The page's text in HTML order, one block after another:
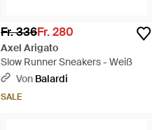
Fr. 336Fr. 280
Axel Arigato
Slow Runner Sneakers - Weiß
Von Balardi
SALE